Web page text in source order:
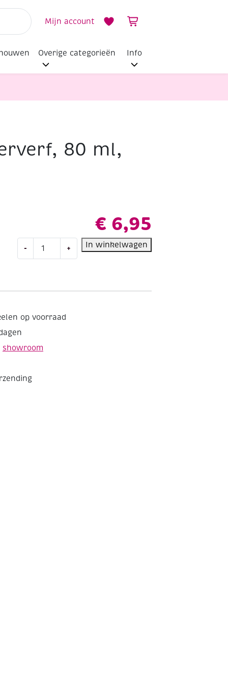
Mijn account
Overige categorieën Info
80 ml,
€ 6,95
-
glitterverf,
+ In winkelwagen
op voorraad
showroom